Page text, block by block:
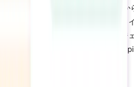
ティブにサポートします。ブラジルか
語で、ドイツからのショッパーはド
ます。両方とも即座に、専門エージ
必要なく対応できます。国際的な